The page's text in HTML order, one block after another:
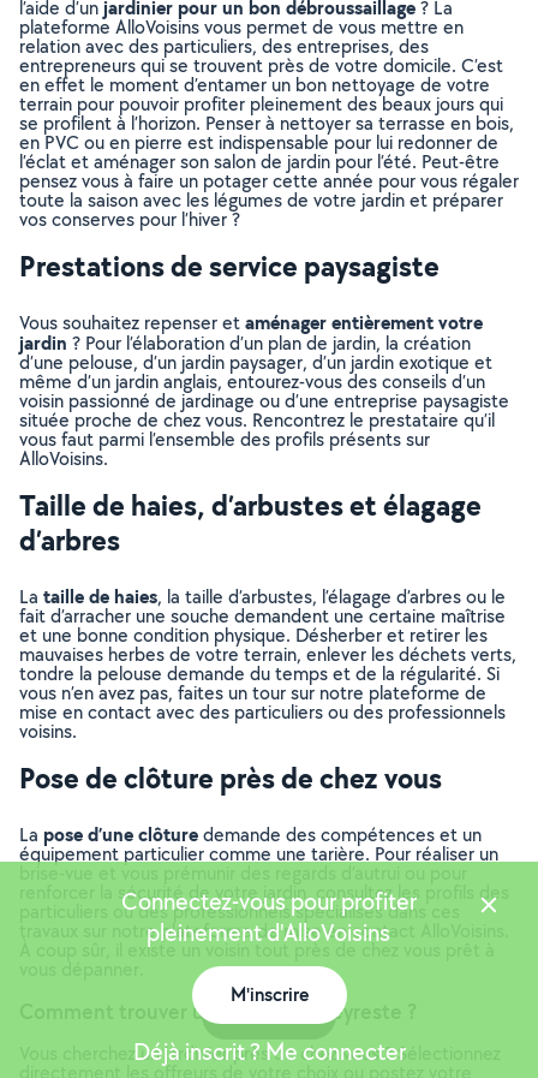
l’aide d’unjardinier pour un bon débroussaillage? La
plateforme AlloVoisins vous permet de vous mettre en
relation avec des particuliers, des entreprises, des
entrepreneurs qui se trouvent près de votre domicile. C’est
en effet le moment d’entamer un bon nettoyage de votre
terrain pour pouvoir profiter pleinement des beaux jours qui
se profilent à l’horizon. Penser à nettoyer sa terrasse en bois,
en PVC ou en pierre est indispensable pour lui redonner de
l’éclat et aménager son salon de jardin pour l’été. Peut-être
pensez vous à faire un potager cette année pour vous régaler
toute la saison avec les légumes de votre jardin et préparer
vos conserves pour l’hiver ?
Prestations de service paysagiste
Vous souhaitez repenser etaménager entièrement votre
jardin ? Pour l’élaboration d’un plan de jardin, la création
d’une pelouse, d’un jardin paysager, d’un jardin exotique et
même d’un jardin anglais, entourez-vous des conseils d’un
voisin passionné de jardinage ou d’une entreprise paysagiste
située proche de chez vous. Rencontrez le prestataire qu’il
vous faut parmi l’ensemble des profils présents sur
AlloVoisins.
Taille de haies, d’arbustes et élagage
d’arbres
La taille de haies, la taille d’arbustes, l’élagage d’arbres ou le
fait d’arracher une souche demandent une certaine maîtrise
et une bonne condition physique. Désherber et retirer les
mauvaises herbes de votre terrain, enlever les déchets verts,
tondre la pelouse demande du temps et de la régularité. Si
vous n’en avez pas, faites un tour sur notre plateforme de
mise en contact avec des particuliers ou des professionnels
voisins.
Pose de clôture près de chez vous
La pose d’une clôturedemande des compétences et un
équipement particulier comme une tarière. Pour réaliser un
renforcer la sécurité de votre jardin, consultez les profils des
particuliers ou des professionnels spécialisés dans ces
travaux sur notre plateforme de mise en contact AlloVoisins.
À coup sûr, il existe un voisin tout près de chez vous prêt à
Comment trouver un jardinier à Ceyreste ?
Vous cherchez un jardinier près de chez vous ? Sélectionnez
directement les offreurs de votre choix ou postez votre
Connectez-vous pour profiter
pleinement d'AlloVoisins
M'inscrire
Déjà inscrit ? Me connecter